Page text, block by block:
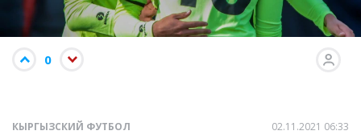
0
КЫРГЫЗСКИЙ ФУТБОЛ 02.11.2021 06:33